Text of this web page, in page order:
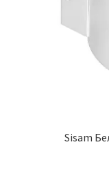
Sisam